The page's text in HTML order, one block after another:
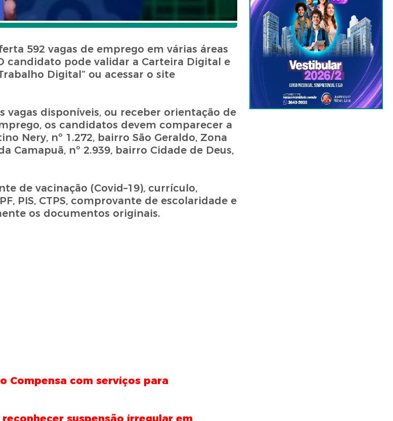
592 vagas de emprego em várias áreas
candidato pode validar a Carteira Digital e
Digital” ou acessar o site
vagas disponíveis, ou receber orientação de
os candidatos devem comparecer a
Nery, nº 1.272, bairro São Geraldo, Zona
Camapuã, nº 2.939, bairro Cidade de Deus,
de vacinação (Covid–19), currículo,
PIS, CTPS, comprovante de escolaridade e
os documentos originais.
Compensa com serviços para